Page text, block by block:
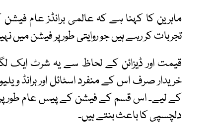
ماہرین کا کہنا ہے کہ عالمی برانڈز عام
تجربات کر رہے ہیں جو روایتی طور پر فیشن میں
قیمت اور ڈیزائن کے لحاظ سے یہ شرٹ
خریدار صرف اس کے منفرد اسٹائل اور برانڈ
کے لیے۔ اس قسم کے فیشن کے پیس عام طور پر
دلچسپی کا باعث بنتے ہیں۔